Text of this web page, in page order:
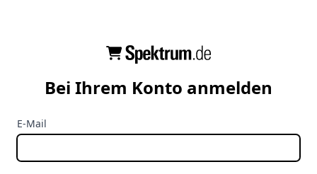
Bei Ihrem Konto anmelden
E-Mail